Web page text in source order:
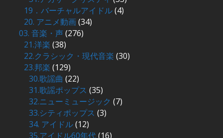
19．バーチャルアイドル(4)
20. アニメ動画(34)
03. 音楽・声(276)
21.洋楽 (38)
22.クラシック・現代音楽 (30)
23.邦楽 (129)
30.歌謡曲 (22)
31.歌謡ポップス (35)
32.ニューミュージック (7)
33.シティポップス (3)
34. アイドル(12)
35.アイドル60年代(16)